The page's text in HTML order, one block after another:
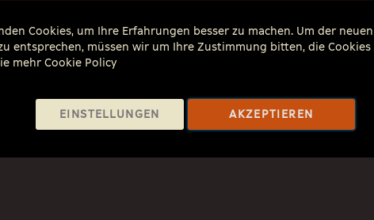
Cookies, um Ihre Erfahrungen besser zu machen. Um der
entsprechen, müssen wir um Ihre Zustimmung bitten, die Cookies
mehrCookie Policy
AKZEPTIEREN
EINSTELLUNGEN